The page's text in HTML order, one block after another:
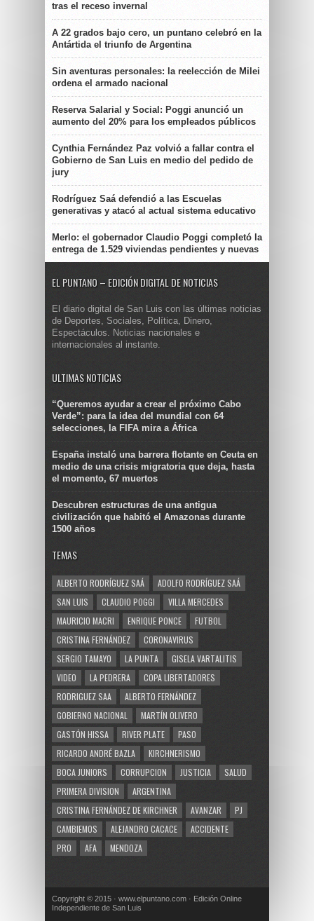
tras el receso invernal
A 22 grados bajo cero, un puntano celebró en la
Antártida el triunfo de Argentina
Sin aventuras personales: la reelección de Milei
ordena el armado nacional
Reserva Salarial y Social: Poggi anunció un
aumento del 20% para los empleados públicos
Cynthia Fernández Paz volvió a fallar contra el
Gobierno de San Luis en medio del pedido de
jury
Rodríguez Saá defendió a las Escuelas
generativas y atacó al actual sistema educativo
Merlo: el gobernador Claudio Poggi completó la
entrega de 1.529 viviendas pendientes y nuevas
EL PUNTANO – EDICIÓN DIGITAL DE NOTICIAS
El diario digital de San Luis con las últimas noticias
de Deportes, Sociales, Política, Dinero,
Espectáculos. Noticias nacionales e
internacionales al instante.
ULTIMAS NOTICIAS
“Queremos ayudar a crear el próximo Cabo
Verde”: para la idea del mundial con 64
selecciones, la FIFA mira a África
España instaló una barrera flotante en Ceuta en
medio de una crisis migratoria que deja, hasta
el momento, 67 muertos
Descubren estructuras de una antigua
civilización que habitó el Amazonas durante
1500 años
TEMAS
ALBERTO RODRÍGUEZ SAÁ
ADOLFO RODRÍGUEZ SAÁ
SAN LUIS
CLAUDIO POGGI
VILLA MERCEDES
MAURICIO MACRI
ENRIQUE PONCE
FUTBOL
CRISTINA FERNÁNDEZ
CORONAVIRUS
SERGIO TAMAYO
LA PUNTA
GISELA VARTALITIS
VIDEO
LA PEDRERA
COPA LIBERTADORES
RODRIGUEZ SAA
ALBERTO FERNÁNDEZ
GOBIERNO NACIONAL
MARTÍN OLIVERO
GASTÓN HISSA
RIVER PLATE
PASO
RICARDO ANDRÉ BAZLA
KIRCHNERISMO
BOCA JUNIORS
CORRUPCION JUSTICIA
SALUD
PRIMERA DIVISION
ARGENTINA
CRISTINA FERNÁNDEZ DE KIRCHNER
AVANZAR
PJ
CAMBIEMOS
ALEJANDRO CACACE
ACCIDENTE
PRO
AFA MENDOZA
Copyright © 2015 · www.elpuntano.com · Edición Online
Independiente de San Luis